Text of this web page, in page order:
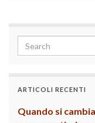
ARTICOLI RECENTI
Quando si